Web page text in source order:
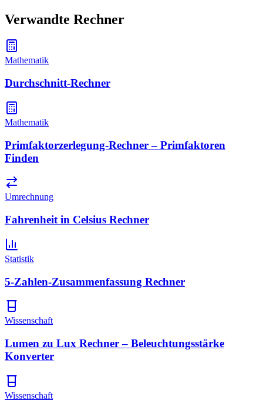
Verwandte Rechner
Mathematik
Durchschnitt-Rechner
Mathematik
Primfaktorzerlegung-Rechner – Primfaktoren
Finden
Umrechnung
Fahrenheit in Celsius Rechner
Statistik
5-Zahlen-Zusammenfassung Rechner
Wissenschaft
Lumen zu Lux Rechner – Beleuchtungsstärke
Konverter
Wissenschaft